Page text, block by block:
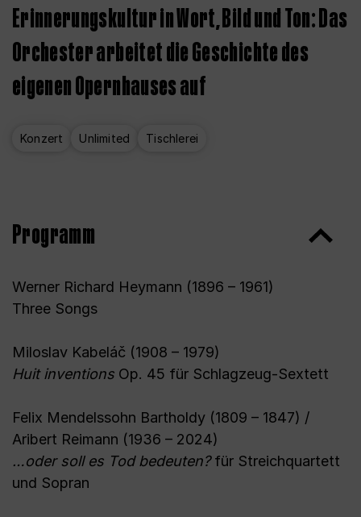
Erinnerungskultur in Wort, Bild und Ton: Das
Orchester arbeitet die Geschichte des
eigenen Opernhauses auf
Konzert Unlimited Tischlerei
Programm
Werner Richard Heymann (1896 – 1961)
Three Songs
Miloslav Kabeláč (1908 – 1979)
Huit inventions Op. 45 für Schlagzeug-Sextett
Felix Mendelssohn Bartholdy (1809 – 1847) /
Aribert Reimann (1936 – 2024)
…oder soll es Tod bedeuten?für Streichquartett
und Sopran